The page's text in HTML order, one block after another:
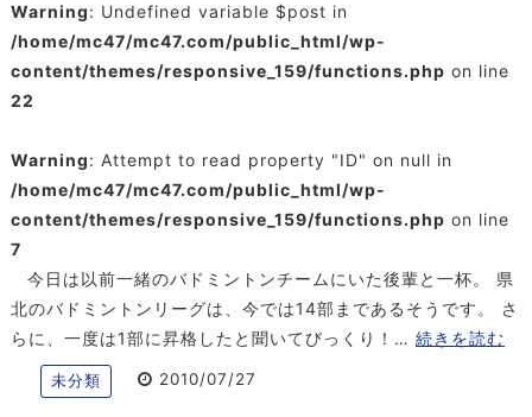
Warning: Undefined variable $post in
/home/mc47/mc47.com/public_html/wp-
content/themes/responsive_159/functions.php on line
22
Warning: Attempt to read property "ID" on null in
/home/mc47/mc47.com/public_html/wp-
content/themes/responsive_159/functions.php on line
7
今日は以前一緒のバドミントンチームにいた後輩と一杯。 県
北のバドミントンリーグは、今では14部まであるそうです。 さ
らに、一度は1部に昇格したと聞いてびっくり！… 続きを読む
未分類 2010/07/27